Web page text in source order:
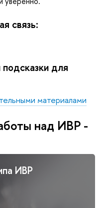
связь:
для
материалами
над ИВР -
ИВР